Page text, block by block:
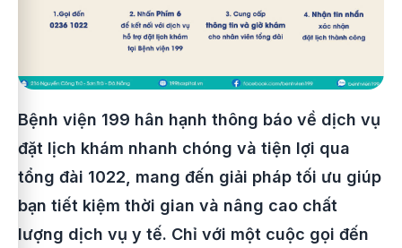
Bệnh viện 199 hân hạnh thông báo về dịch vụ
đặt lịch khám nhanh chóng và tiện lợi qua
tổng đài 1022, mang đến giải pháp tối ưu giúp
bạn tiết kiệm thời gian và nâng cao chất
lượng dịch vụ y tế. Chỉ với một cuộc gọi đến